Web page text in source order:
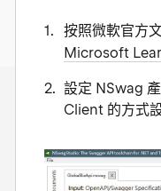
按照微軟官方
Microsoft
設定 NSwag
Client 的方式